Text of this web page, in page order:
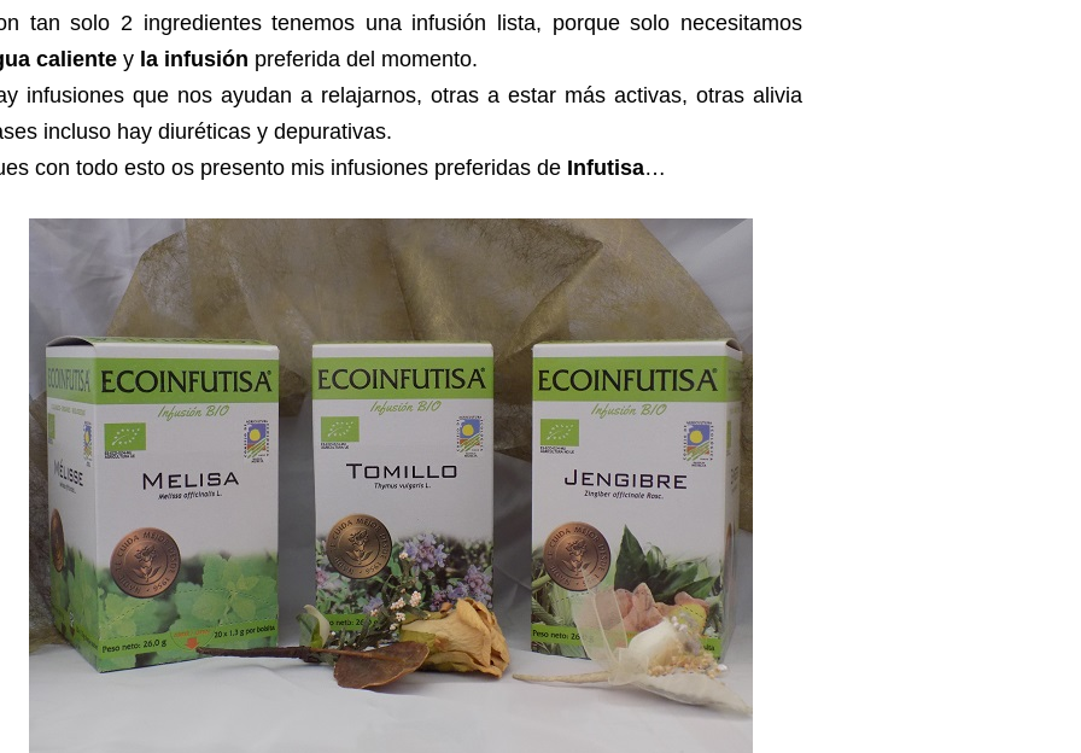
tan solo 2 ingredientes tenemos una infusión lista, porque solo necesitamos
caliente y la infusión preferida del momento.
infusiones que nos ayudan a relajarnos, otras a estar más activas, otras alivia
incluso hay diuréticas y depurativas.
con todo esto os presento mis infusiones preferidas de Infutisa…